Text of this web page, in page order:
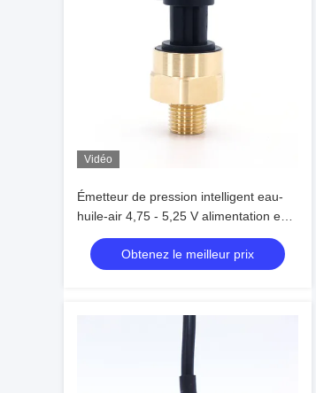
Vidéo
Émetteur de pression intelligent eau-
huile-air 4,75 - 5,25 V alimentation en
courant continu CE
Obtenez le meilleur prix